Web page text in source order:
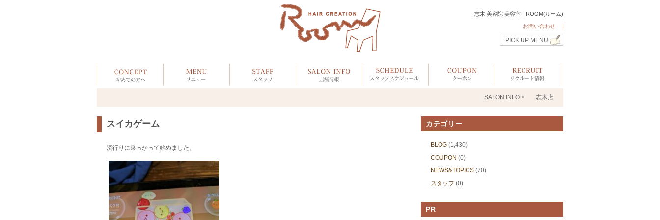
志木 美容院 美容室｜ROOM(ルーム)
お問い合わせ
PICK UP MENU
SALON INFO > 志木店
スイカゲーム
流行りに乗っかって始めました。
カテゴリー
BLOG (1,430)
COUPON (0)
NEWS&TOPICS (70)
スタッフ (0)
PR